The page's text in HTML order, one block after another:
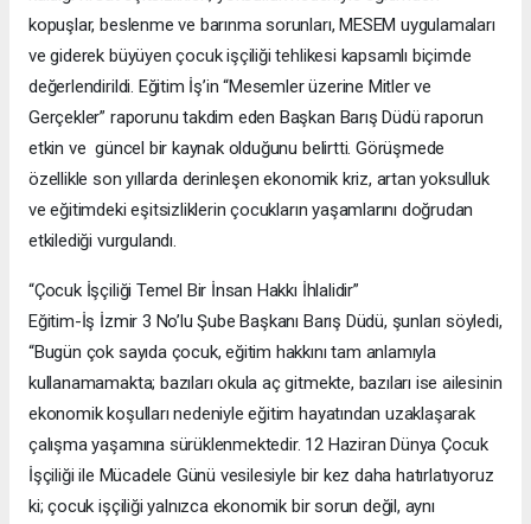
kopuşlar, beslenme ve barınma sorunları, MESEM uygulamaları
ve giderek büyüyen çocuk işçiliği tehlikesi kapsamlı biçimde
değerlendirildi. Eğitim İş’in “Mesemler üzerine Mitler ve
Gerçekler” raporunu takdim eden Başkan Barış Düdü raporun
etkin ve güncel bir kaynak olduğunu belirtti. Görüşmede
özellikle son yıllarda derinleşen ekonomik kriz, artan yoksulluk
ve eğitimdeki eşitsizliklerin çocukların yaşamlarını doğrudan
etkilediği vurgulandı.
“Çocuk İşçiliği Temel Bir İnsan Hakkı İhlalidir”
Eğitim-İş İzmir 3 No’lu Şube Başkanı Barış Düdü, şunları söyledi,
“Bugün çok sayıda çocuk, eğitim hakkını tam anlamıyla
kullanamamakta; bazıları okula aç gitmekte, bazıları ise ailesinin
ekonomik koşulları nedeniyle eğitim hayatından uzaklaşarak
çalışma yaşamına sürüklenmektedir. 12 Haziran Dünya Çocuk
İşçiliği ile Mücadele Günü vesilesiyle bir kez daha hatırlatıyoruz
ki; çocuk işçiliği yalnızca ekonomik bir sorun değil, aynı